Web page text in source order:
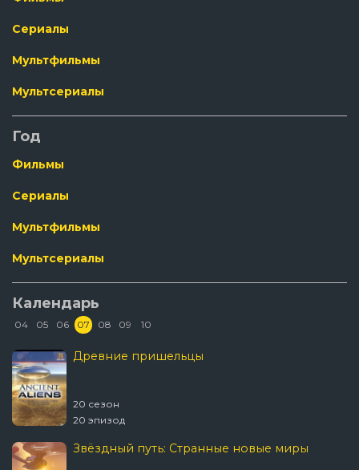
Сериалы
Мультфильмы
Мультсериалы
Год
Фильмы
Сериалы
Мультфильмы
Мультсериалы
Календарь
04 05 06 07 08 09 10
Древние пришельцы
20 сезон
20 эпизод
Звёздный путь: Странные новые миры